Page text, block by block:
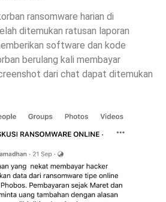
ransomware harian di
ditemukan ratusan laporan
software dan kode
berulang kali membayar
dari chat dapat ditemukan